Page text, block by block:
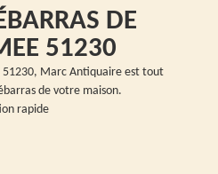
DE
51230
51230, Marc Antiquaire est tout
de votre maison.
rapide